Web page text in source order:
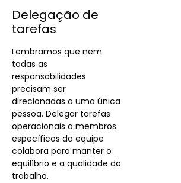
Delegação de
tarefas
Lembramos que nem
todas as
responsabilidades
precisam ser
direcionadas a uma única
pessoa. Delegar tarefas
operacionais a membros
específicos da equipe
colabora para manter o
equilíbrio e a qualidade do
trabalho.